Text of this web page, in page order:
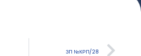
ЗП №КРП/28